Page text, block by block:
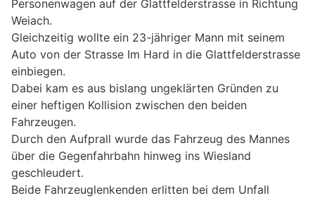
Personenwagen auf der Glattfelderstrasse in Richtung
Weiach.
Gleichzeitig wollte ein 23-jähriger Mann mit seinem
Auto von der Strasse Im Hard in die Glattfelderstrasse
einbiegen.
Dabei kam es aus bislang ungeklärten Gründen zu
einer heftigen Kollision zwischen den beiden
Fahrzeugen.
Durch den Aufprall wurde das Fahrzeug des Mannes
über die Gegenfahrbahn hinweg ins Wiesland
geschleudert.
Beide Fahrzeuglenkenden erlitten bei dem Unfall